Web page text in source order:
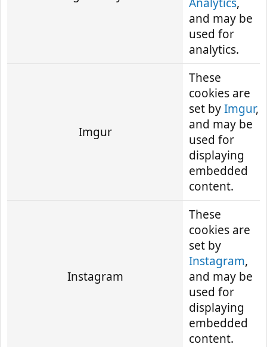
and may be
used for
analytics.
Imgur
These
cookies are
set byImgur,
and may be
used for
displaying
embedded
content.
Instagram
These
cookies are
set by
Instagram,
and may be
used for
displaying
embedded
content.